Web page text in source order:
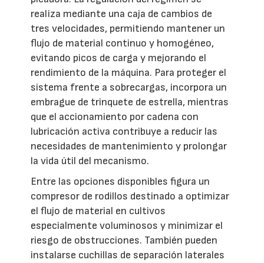
realiza mediante una caja de cambios de
tres velocidades, permitiendo mantener un
flujo de material continuo y homogéneo,
evitando picos de carga y mejorando el
rendimiento de la máquina. Para proteger el
sistema frente a sobrecargas, incorpora un
embrague de trinquete de estrella, mientras
que el accionamiento por cadena con
lubricación activa contribuye a reducir las
necesidades de mantenimiento y prolongar
la vida útil del mecanismo.
Entre las opciones disponibles figura un
compresor de rodillos destinado a optimizar
el flujo de material en cultivos
especialmente voluminosos y minimizar el
riesgo de obstrucciones. También pueden
instalarse cuchillas de separación laterales